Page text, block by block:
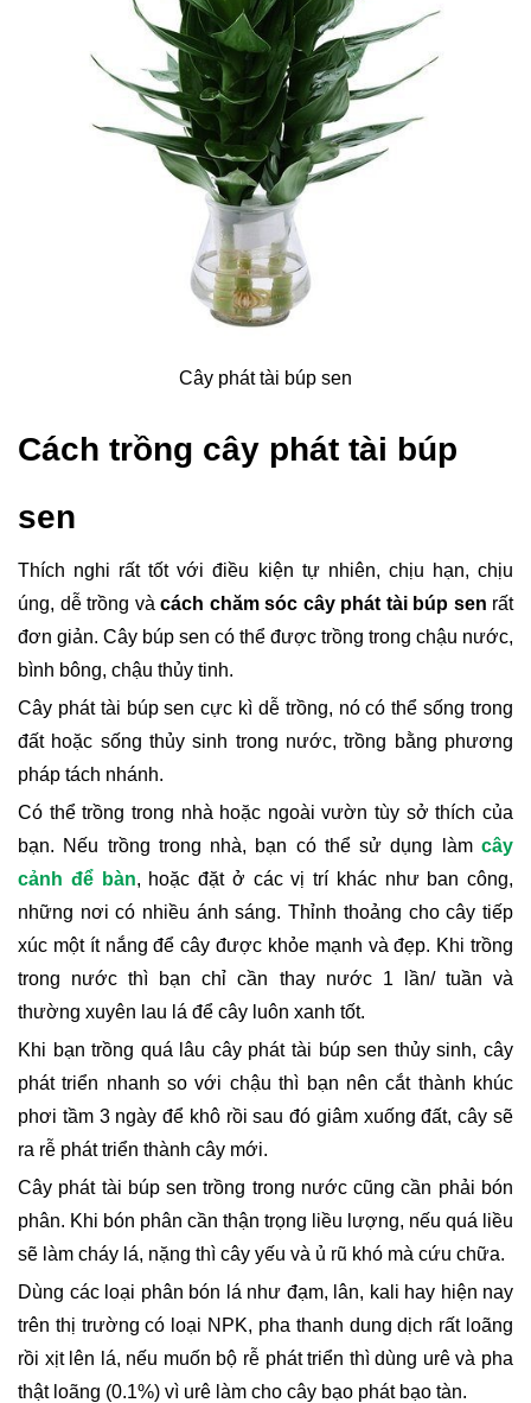
Cây phát tài búp sen
Cách trồng cây phát tài búp
sen
Thích nghi rất tốt với điều kiện tự nhiên, chịu hạn, chịu
úng, dễ trồng và cách chăm sóc cây phát tài búp sen rất
đơn giản. Cây búp sen có thể được trồng trong chậu nước,
bình bông, chậu thủy tinh.
Cây phát tài búp sen cực kì dễ trồng, nó có thể sống trong
đất hoặc sống thủy sinh trong nước, trồng bằng phương
pháp tách nhánh.
Có thể trồng trong nhà hoặc ngoài vườn tùy sở thích của
bạn. Nếu trồng trong nhà, bạn có thể sử dụng làm cây
cảnh để bàn, hoặc đặt ở các vị trí khác như ban công,
những nơi có nhiều ánh sáng. Thỉnh thoảng cho cây tiếp
xúc một ít nắng để cây được khỏe mạnh và đẹp. Khi trồng
trong nước thì bạn chỉ cần thay nước 1 lần/ tuần và
thường xuyên lau lá để cây luôn xanh tốt.
Khi bạn trồng quá lâu cây phát tài búp sen thủy sinh, cây
phát triển nhanh so với chậu thì bạn nên cắt thành khúc
phơi tầm 3 ngày để khô rồi sau đó giâm xuống đất, cây sẽ
ra rễ phát triển thành cây mới.
Cây phát tài búp sen trồng trong nước cũng cần phải bón
phân. Khi bón phân cần thận trọng liều lượng, nếu quá liều
sẽ làm cháy lá, nặng thì cây yếu và ủ rũ khó mà cứu chữa.
Dùng các loại phân bón lá như đạm, lân, kali hay hiện nay
trên thị trường có loại NPK, pha thanh dung dịch rất loãng
rồi xịt lên lá, nếu muốn bộ rễ phát triển thì dùng urê và pha
thật loãng (0.1%) vì urê làm cho cây bạo phát bạo tàn.